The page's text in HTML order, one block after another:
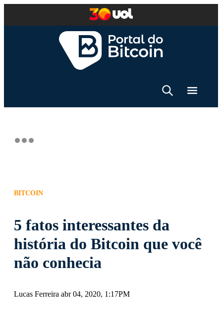
BITCOIN
5 fatos interessantes da
história do Bitcoin que você
não conhecia
Lucas Ferreira abr 04, 2020, 1:17PM